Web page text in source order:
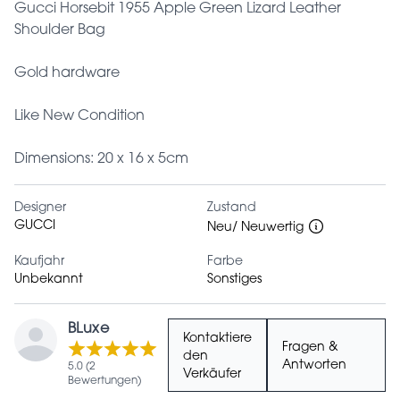
Gucci Horsebit 1955 Apple Green Lizard Leather
Shoulder Bag
Gold hardware
Like New Condition
Dimensions: 20 x 16 x 5cm
Designer
GUCCI
Zustand
Neu/ Neuwertig
Kaufjahr
Unbekannt
Farbe
Sonstiges
BLuxe
5.0 (2
Bewertungen)
Kontaktiere
den
Verkäufer
Fragen &
Antworten